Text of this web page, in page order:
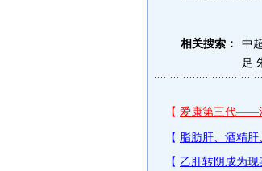
相关搜索： 中
足